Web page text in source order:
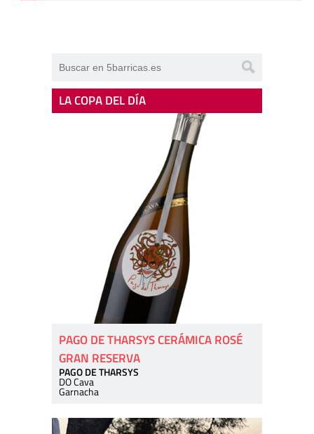
LA COPA DEL DÍA
PAGO DE THARSYS CERÁMICA ROSÉ
GRAN RESERVA
PAGO DE THARSYS
DO Cava
Garnacha